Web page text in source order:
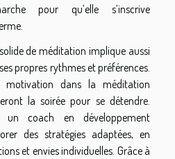
pour qu’elle s’inscrive
de méditation implique aussi
propres rythmes et préférences.
motivation dans la méditation
la soirée pour se détendre.
un coach en développement
des stratégies adaptées, en
et envies individuelles. Grâce à